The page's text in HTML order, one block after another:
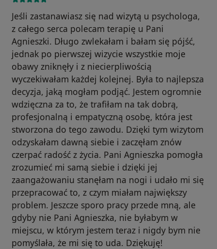
Jeśli zastanawiasz się nad wizytą u psychologa,
z całego serca polecam terapię u Pani
Agnieszki. Długo zwlekałam i bałam się pójść,
jednak po pierwszej wizycie wszystkie moje
obawy zniknęły i z niecierpliwością
wyczekiwałam każdej kolejnej. Była to najlepsza
decyzja, jaką mogłam podjąć. Jestem ogromnie
wdzięczna za to, że trafiłam na tak dobrą,
profesjonalną i empatyczną osobę, która jest
stworzona do tego zawodu. Dzięki tym wizytom
odzyskałam dawną siebie i zaczęłam znów
czerpać radość z życia. Pani Agnieszka pomogła
zrozumieć mi samą siebie i dzięki jej
zaangażowaniu stanęłam na nogi i udało mi się
przepracować to, z czym miałam największy
problem. Jeszcze sporo pracy przede mną, ale
gdyby nie Pani Agnieszka, nie byłabym w
miejscu, w którym jestem teraz i nigdy bym nie
pomyślała, że mi się to uda. Dziękuję!